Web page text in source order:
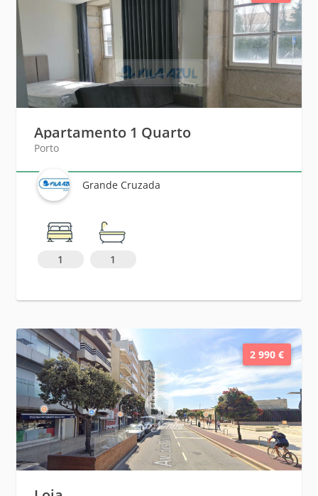
Apartamento 1 Quarto
Porto
Grande Cruzada
1 1
2 990 €